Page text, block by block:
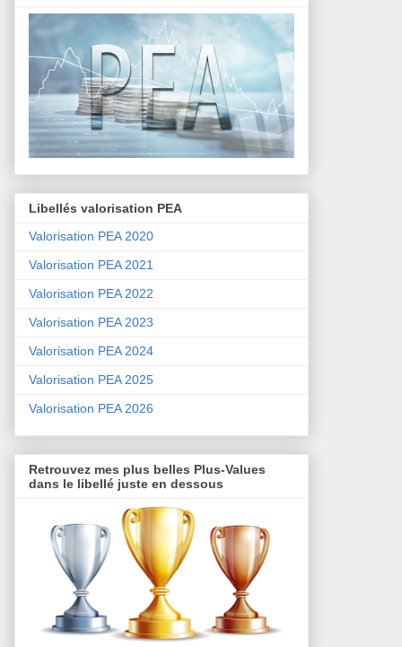
Libellés valorisation PEA
Valorisation PEA 2020
Valorisation PEA 2021
Valorisation PEA 2022
Valorisation PEA 2023
Valorisation PEA 2024
Valorisation PEA 2025
Valorisation PEA 2026
Retrouvez mes plus belles Plus-Values
dans le libellé juste en dessous